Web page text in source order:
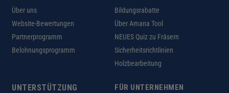
Über uns
Website-Bewertungen
Partnerprogramm
Belohnungsprogramm
Bildungsrabatte
Über Amana Tool
NEUES Quiz zu Fräsern
Sicherheitsrichtlinien
Holzbearbeitung
UNTERSTÜTZUNG
FÜR UNTERNEHMEN